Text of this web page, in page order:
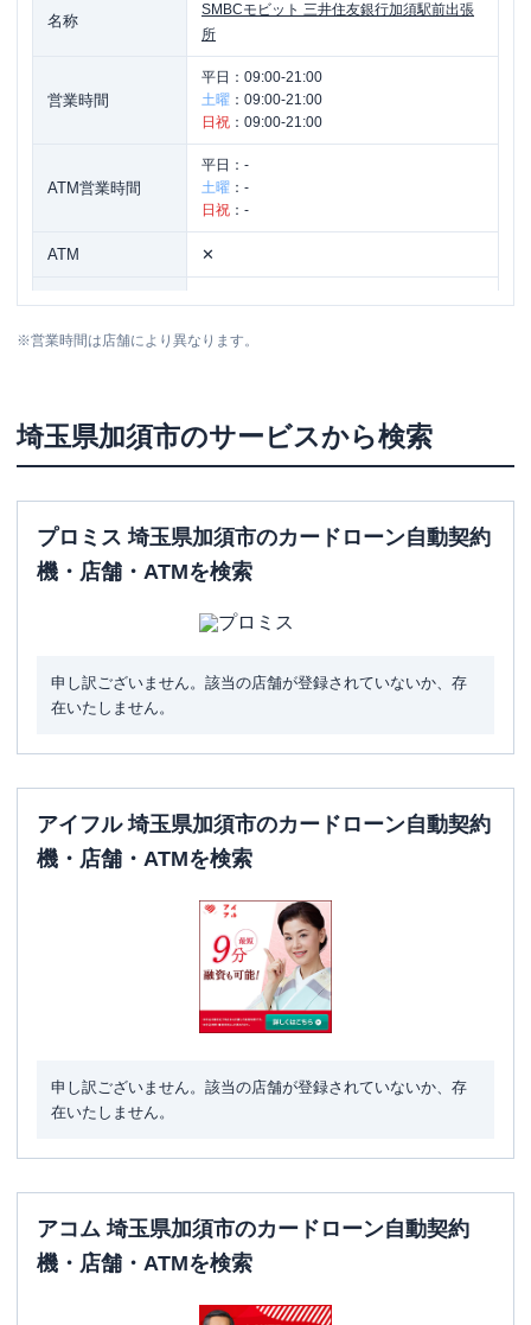
名称
SMBCモビット 三井住友銀行加須駅前出張
所
営業時間
平日： 09:00-21:00
土曜 ： 09:00-21:00
日祝 ： 09:00-21:00
ATM営業時間
平日： -
土曜 ： -
日祝 ： -
ATM ✕
住所 埼玉県加須市中央1-1-15
※営業時間は店舗により異なります。
埼玉県加須市のサービスから検索
プロミス 埼玉県加須市のカードローン自動契約
機・店舗・ATMを検索
申し訳ございません。該当の店舗が登録されていないか、存
在いたしません。
アイフル 埼玉県加須市のカードローン自動契約
機・店舗・ATMを検索
申し訳ございません。該当の店舗が登録されていないか、存
在いたしません。
アコム 埼玉県加須市のカードローン自動契約
機・店舗・ATMを検索